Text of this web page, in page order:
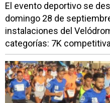
El evento deportivo se
domingo 28 de
instalaciones del
categorías: 7K